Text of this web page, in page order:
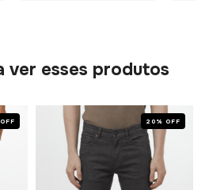
ver esses produtos
20% OFF